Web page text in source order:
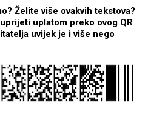
Želite više ovakvih tekstova?
uplatom preko ovog QR
uvijek je i više nego